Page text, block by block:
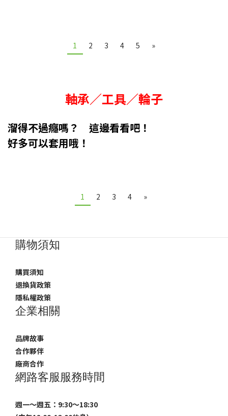
1 2 3 4 5 »
軸承／工具／輪子
溜得不過癮嗎？ 這邊看看吧！
好多可以套用哦！
1 2 3 4 »
購物須知
購買須知
退換貨政策
隱私權政策
企業相關
品牌故事
合作夥伴
廠商合作
網路客服服務時間
週一～週五：9:30～18:30